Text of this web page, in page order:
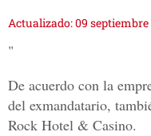
Actualizado: 09 septiembre
"
De acuerdo con la
del exmandatario,
Rock Hotel & Casino.